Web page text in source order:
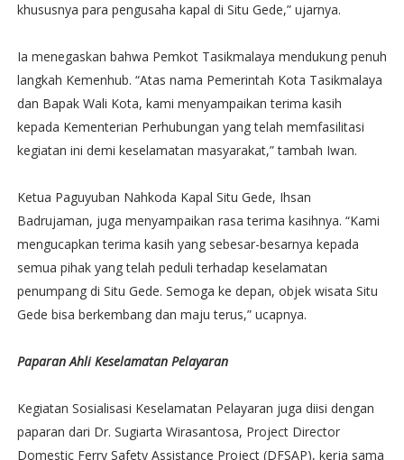
khususnya para pengusaha kapal di Situ Gede,” ujarnya.
Ia menegaskan bahwa Pemkot Tasikmalaya mendukung penuh
langkah Kemenhub. “Atas nama Pemerintah Kota Tasikmalaya
dan Bapak Wali Kota, kami menyampaikan terima kasih
kepada Kementerian Perhubungan yang telah memfasilitasi
kegiatan ini demi keselamatan masyarakat,” tambah Iwan.
Ketua Paguyuban Nahkoda Kapal Situ Gede, Ihsan
Badrujaman, juga menyampaikan rasa terima kasihnya. “Kami
mengucapkan terima kasih yang sebesar-besarnya kepada
semua pihak yang telah peduli terhadap keselamatan
penumpang di Situ Gede. Semoga ke depan, objek wisata Situ
Gede bisa berkembang dan maju terus,” ucapnya.
Paparan Ahli Keselamatan Pelayaran
Kegiatan Sosialisasi Keselamatan Pelayaran juga diisi dengan
paparan dari Dr. Sugiarta Wirasantosa, Project Director
Domestic Ferry Safety Assistance Project (DFSAP), kerja sama